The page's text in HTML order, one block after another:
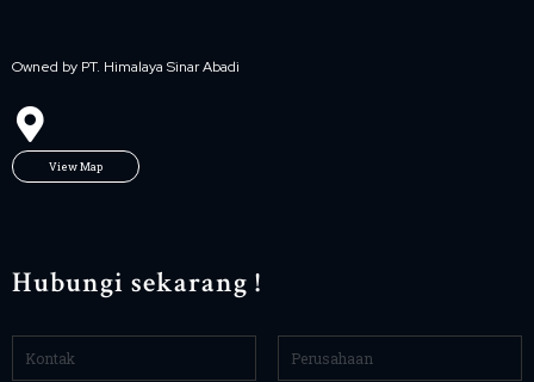
Owned by PT. Himalaya Sinar Abadi
View Map
Hubungi sekarang !